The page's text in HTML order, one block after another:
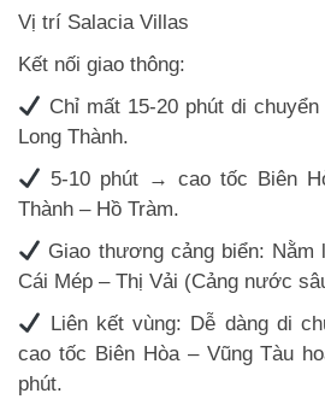
Vị trí Salacia Villas
Kết nối giao thông:
Chỉ mất 15-20 phút di
Long Thành.
5-10 phút → cao tốc Biên
Thành – Hồ Tràm.
Giao thương cảng biển: Nằm
Cái Mép – Thị Vải (Cảng nước
Liên kết vùng: Dễ dàng di
cao tốc Biên Hòa – Vũng Tàu
phút.